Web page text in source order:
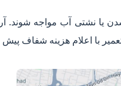
نشتی آب مواجه شوند.
با اعلام هزینه شفاف پیش